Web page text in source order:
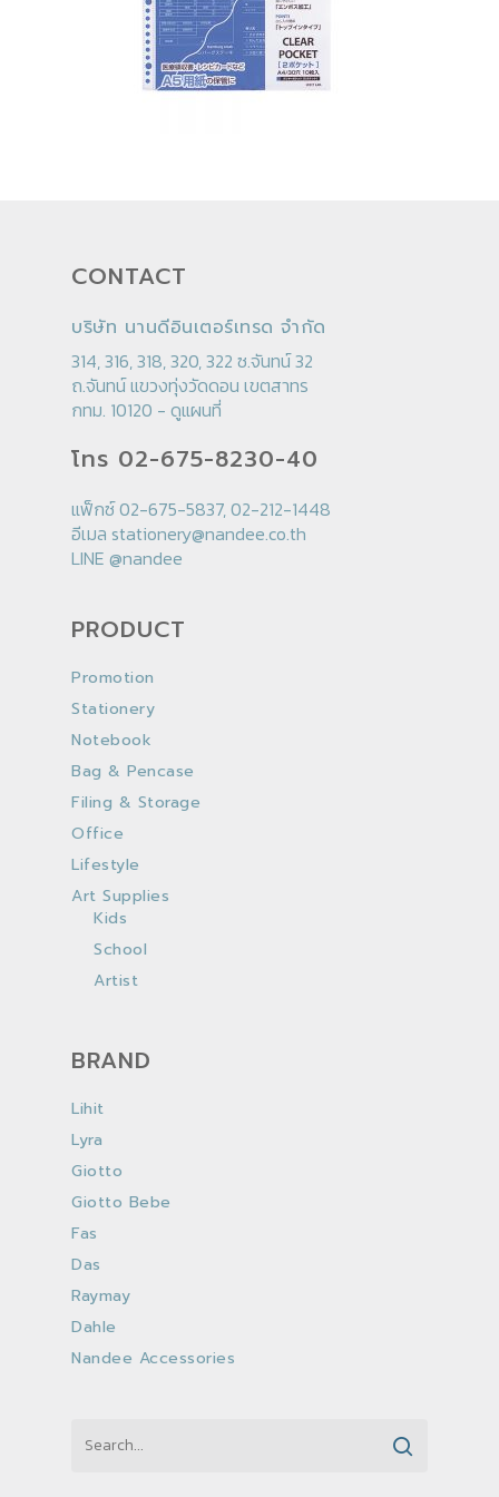
CONTACT
บริษัท นานดีอินเตอร์เทรด จำกัด
314, 316, 318, 320, 322 ซ.จันทน์ 32
ถ.จันทน์ แขวงทุ่งวัดดอน เขตสาทร
กทม. 10120 - ดูแผนที่
โทร 02-675-8230-40
แฟ็กซ์ 02-675-5837, 02-212-1448
อีเมล stationery@nandee.co.th
LINE @nandee
PRODUCT
Promotion
Stationery
Notebook
Bag & Pencase
Filing & Storage
Office
Lifestyle
Art Supplies
Kids
School
Artist
BRAND
Lihit
Lyra
Giotto
Giotto Bebe
Fas
Das
Raymay
Dahle
Nandee Accessories